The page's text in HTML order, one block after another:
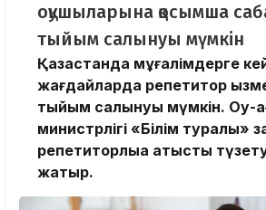
оқушыларына қосымша
тыйым салынуы мүмкін
Қазақстанда мұғалімдерге
жағдайларда репетитор
тыйым салынуы мүмкін. Оқу-
министрлігі «Білім туралы»
репетиторлыққа қатысты
жатыр.